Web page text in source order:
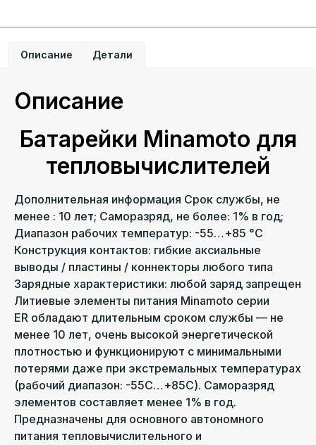
Описание Детали
Описание
Батарейки Minamoto для
тепловычислителей
Дополнительная информация Срок службы, не
менее : 10 лет; Саморазряд, не более: 1% в год;
Диапазон рабочих температур: -55…+85 °С
Конструкция контактов: гибкие аксиальные
выводы / пластины / коннекторы любого типа
Зарядные характеристики: любой заряд запрещен
Литиевые элементы питания Minamoto серии
ER обладают длительным сроком службы — не
менее 10 лет, очень высокой энергетической
плотностью и функционируют с минимальными
потерями даже при экстремальных температурах
(рабочий диапазон: -55С…+85C). Саморазряд
элементов составляет менее 1% в год.
Предназначены для основного автономного
питания тепловычислительного и